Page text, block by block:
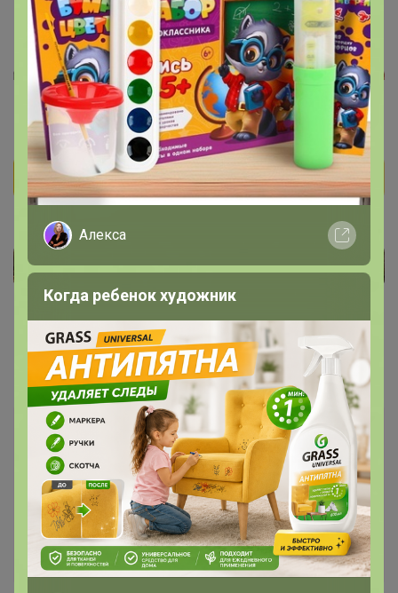
Каталог
****** РАСПРОДАЖА ******
Алекса
Когда ребенок художник